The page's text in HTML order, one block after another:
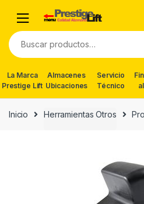
navigation
content
Buscar
por:
La Marca
Prestige Lift
Almacenes
Ubicaciones
Servicio
Técnico
Inicio Herramientas Otros